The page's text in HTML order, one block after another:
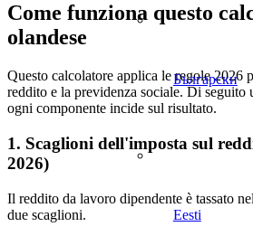
Български
Eesti
Come funziona questo
olandese
Questo calcolatore applica le regole 2026
reddito e la previdenza sociale. Di seguito
ogni componente incide sul risultato.
1. Scaglioni dell'imposta sul
2026)
Il reddito da lavoro dipendente è tassato
due scaglioni.